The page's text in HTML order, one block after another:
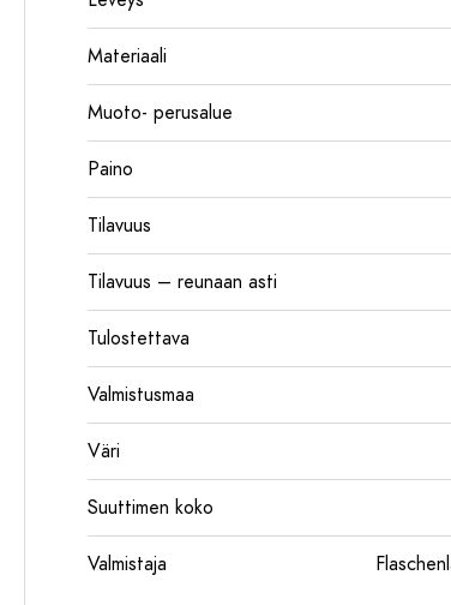
Materiaali
Muoto- perusalue
Paino
Tilavuus
Tilavuus – reunaan asti
Tulostettava
Valmistusmaa
Väri
Suuttimen koko
Valmistaja